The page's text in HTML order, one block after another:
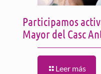
Participamos
Mayor del Casc
Leer más